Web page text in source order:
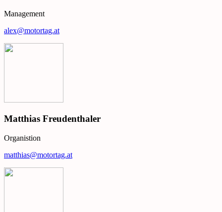
Management
alex@motortag.at
Matthias Freudenthaler
Organistion
matthias@motortag.at